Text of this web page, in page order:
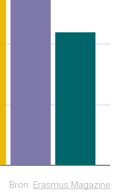
Bron: Erasmus Magazine